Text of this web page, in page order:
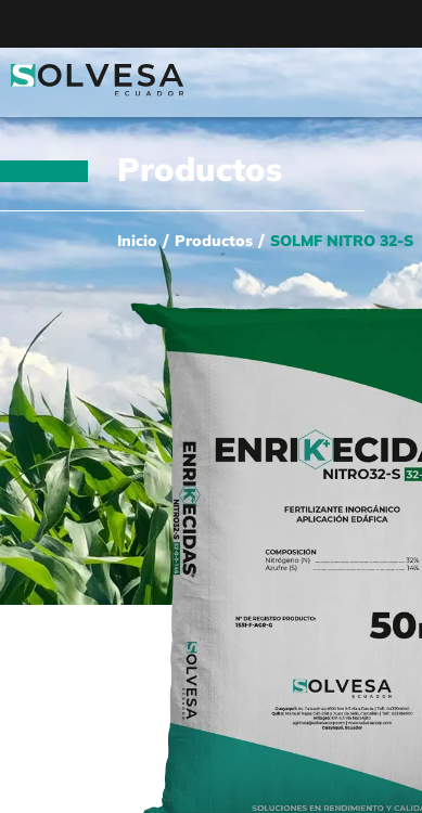
Productos
Inicio / Productos / SOLMF NITRO 32-S